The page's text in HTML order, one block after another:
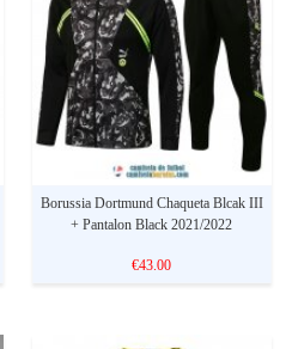
Borussia Dortmund Chaqueta Blcak III
+ Pantalon Black 2021/2022
€43.00